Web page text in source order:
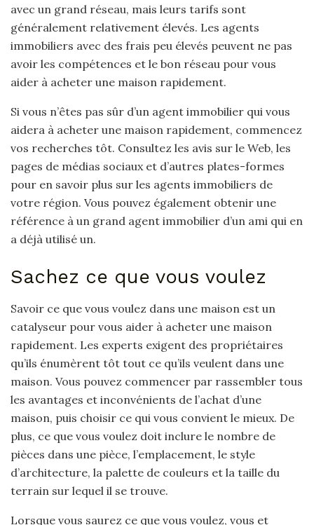
avec un grand réseau, mais leurs tarifs sont
généralement relativement élevés. Les agents
immobiliers avec des frais peu élevés peuvent ne pas
avoir les compétences et le bon réseau pour vous
aider à acheter une maison rapidement.
Si vous n’êtes pas sûr d’un agent immobilier qui vous
aidera à acheter une maison rapidement, commencez
vos recherches tôt. Consultez les avis sur le Web, les
pages de médias sociaux et d’autres plates-formes
pour en savoir plus sur les agents immobiliers de
votre région. Vous pouvez également obtenir une
référence à un grand agent immobilier d’un ami qui en
a déjà utilisé un.
Sachez ce que vous voulez
Savoir ce que vous voulez dans une maison est un
catalyseur pour vous aider à acheter une maison
rapidement. Les experts exigent des propriétaires
qu’ils énumèrent tôt tout ce qu’ils veulent dans une
maison. Vous pouvez commencer par rassembler tous
les avantages et inconvénients de l’achat d’une
maison, puis choisir ce qui vous convient le mieux. De
plus, ce que vous voulez doit inclure le nombre de
pièces dans une pièce, l’emplacement, le style
d’architecture, la palette de couleurs et la taille du
terrain sur lequel il se trouve.
Lorsque vous saurez ce que vous voulez, vous et